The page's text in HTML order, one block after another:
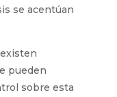
se acentúan
pueden
sobre esta